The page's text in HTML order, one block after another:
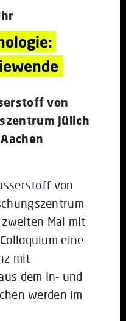
von
Jülich
von
Mal mit
eine
mit
dem In- und
werden im